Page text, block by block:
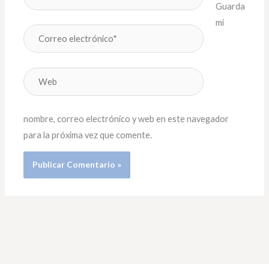
Correo
electrónico*
Web
Guarda
mi
nombre, correo electrónico y web en este navegador
para la próxima vez que comente.